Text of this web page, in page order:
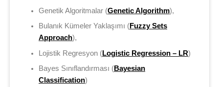
Genetik Algoritmalar (Genetic Algorithm),
Bulanık Kümeler Yaklaşımı (Fuzzy Sets
Approach),
Lojistik Regresyon (Logistic Regression – LR)
Bayes Sınıflandırması (Bayesian
Classification)